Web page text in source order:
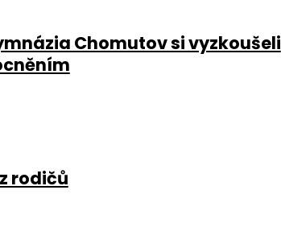
Chomutov si vyzkoušeli
rodičů